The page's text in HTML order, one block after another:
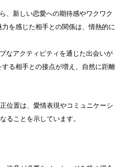
、新しい恋愛への期待感やワクワク
を感じた相手との関係は、情熱的に
なアクティビティを通じた出会いが
る相手との接点が増え、自然に距離
位置は、愛情表現やコミュニケーシ
ることを示しています。